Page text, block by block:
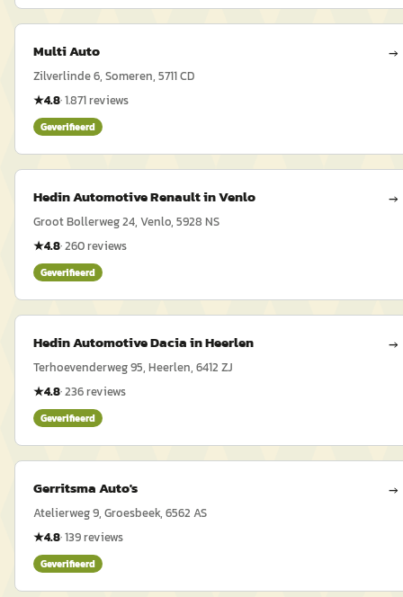
Multi Auto →
Zilverlinde 6, Someren, 5711 CD
★4.8·1.871reviews
Geverifieerd
Hedin Automotive Renault in Venlo →
Groot Bollerweg 24, Venlo, 5928 NS
★4.8·260reviews
Geverifieerd
Hedin Automotive Dacia in Heerlen →
Terhoevenderweg 95, Heerlen, 6412 ZJ
★4.8·236reviews
Geverifieerd
Gerritsma Auto's →
Atelierweg 9, Groesbeek, 6562 AS
★4.8·139reviews
Geverifieerd